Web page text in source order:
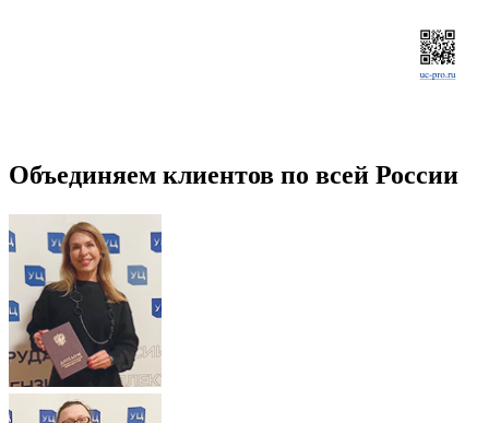
Объединяем клиентов по всей России